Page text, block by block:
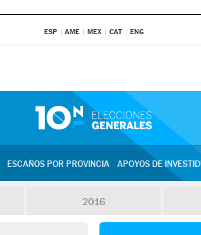
ESP AME MEX CAT ENG
ESCAÑOS POR PROVINCIA APOYOS DE
2016